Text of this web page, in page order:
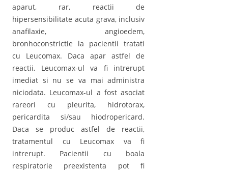
aparut, rar, reactii de
hipersensibilitate acuta grava, inclusiv
anafilaxie, angioedem,
bronhoconstrictie la pacientii tratati
cu Leucomax. Daca apar astfel de
reactii, Leucomax-ul va fi intrerupt
imediat si nu se va mai administra
niciodata. Leucomax-ul a fost asociat
rareori cu pleurita, hidrotorax,
pericardita si/sau hiodropericard.
Daca se produc astfel de reactii,
tratamentul cu Leucomax va fi
intrerupt. Pacientii cu boala
respiratorie preexistenta pot fi